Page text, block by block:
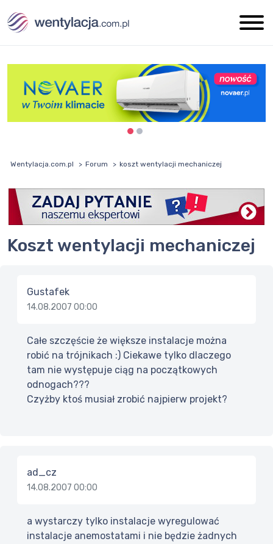
Wentylacja.com.pl Forum koszt wentylacji mechaniczej
koszt wentylacji mechaniczej
Gustafek
14.08.2007 00:00
Całe szczęście że większe instalacje można
robić na trójnikach :) Ciekawe tylko dlaczego
tam nie występuje ciąg na początkowych
odnogach???
Czyżby ktoś musiał zrobić najpierw projekt?
ad_cz
14.08.2007 00:00
a wystarczy tylko instalacje wyregulować
instalacje anemostatami i nie będzie żadnych